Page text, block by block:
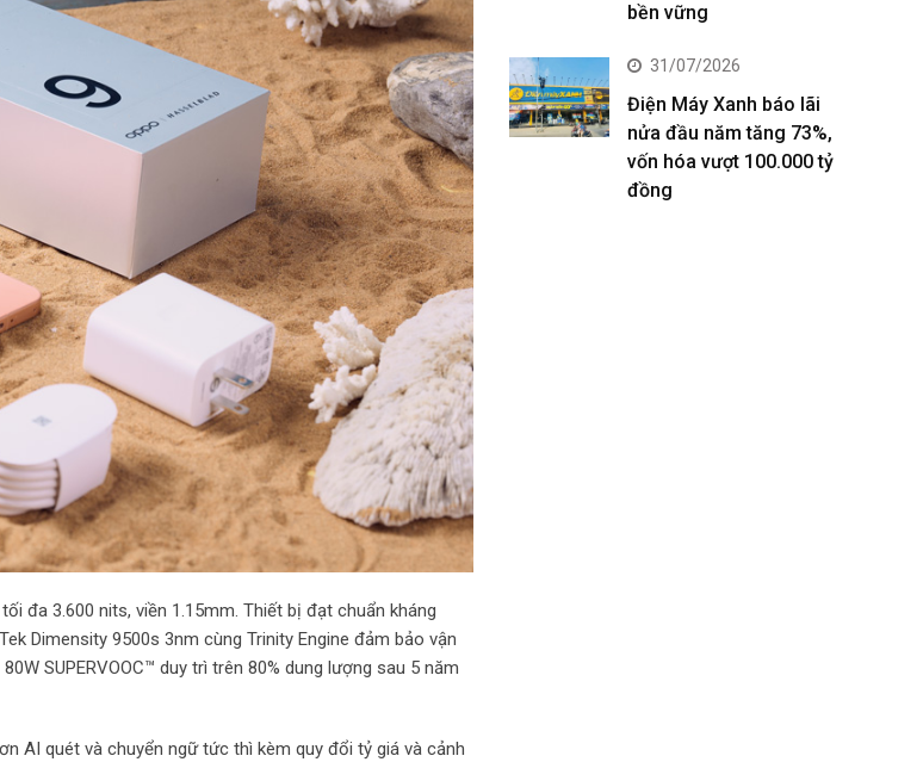
đa 3.600 nits, viền 1.15mm. Thiết bị đạt chuẩn kháng
Dimensity 9500s 3nm cùng Trinity Engine đảm bảo vận
SUPERVOOC™ duy trì trên 80% dung lượng sau 5 năm
AI quét và chuyển ngữ tức thì kèm quy đổi tỷ giá và cảnh
bền vững
31/07/2026
Điện Máy Xanh báo lãi
nửa đầu năm tăng 73%,
vốn hóa vượt 100.000 tỷ
đồng